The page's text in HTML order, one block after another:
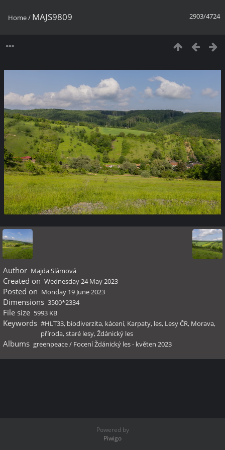
2903/4724
Home/ MAJS9809
Author Majda Slámová
Created on Wednesday 24 May 2023
Posted on Monday 19 June 2023
Dimensions 3500*2334
File size 5993 KB
Keywords #HLT33, biodiverzita, kácení, Karpaty, les, Lesy ČR, Morava,
příroda,staré lesy,Ždánický les
Albums greenpeace/ Focení Ždánický les - květen 2023
Powered by
Piwigo